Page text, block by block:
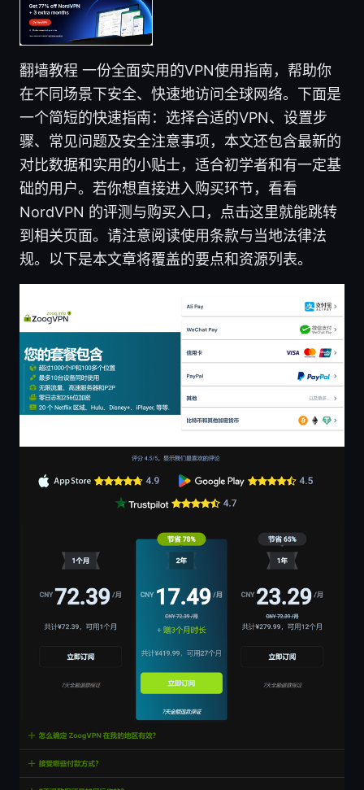
翻墙教程 一份全面实用的VPN使用指南，帮助你
在不同场景下安全、快速地访问全球网络。下面是
一个简短的快速指南：选择合适的VPN、设置步
骤、常见问题及安全注意事项，本文还包含最新的
对比数据和实用的小贴士，适合初学者和有一定基
础的用户。若你想直接进入购买环节，看看
NordVPN 的评测与购买入口，点击这里就能跳转
到相关页面。请注意阅读使用条款与当地法律法
规。以下是本文章将覆盖的要点和资源列表。